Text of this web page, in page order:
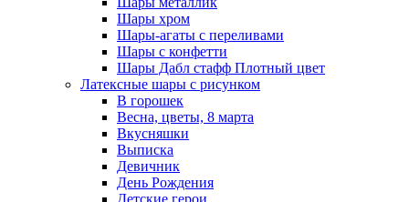
Шары хром
Шары-агаты с переливами
Шары с конфетти
Шары Дабл стафф Плотный цвет
Латексные шары с рисунком
В горошек
Весна, цветы, 8 марта
Вкусняшки
Выписка
Девичник
День Рождения
Детские герои